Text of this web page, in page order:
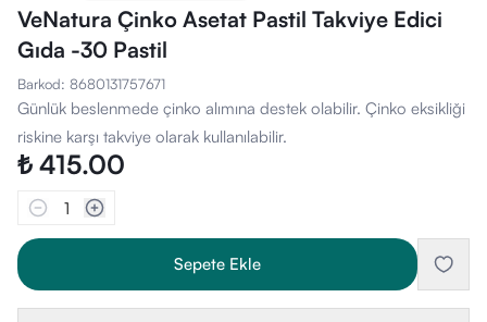
VeNatura Çinko Asetat Pastil Takviye Edici
Gıda -30 Pastil
Barkod: 8680131757671
Günlük beslenmede çinko alımına destek olabilir. Çinko eksikliği
riskine karşı takviye olarak kullanılabilir.
₺ 415.00
1
Sepete Ekle